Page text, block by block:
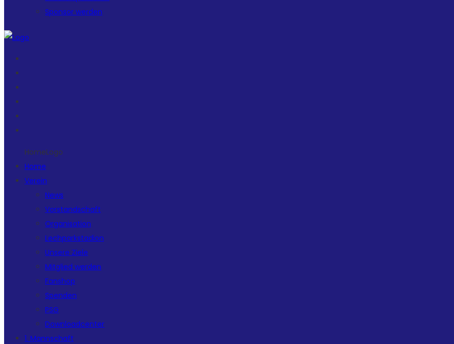
Sponsor werden
HomeLogo
Home
Verein
News
Vorstandschaft
Organisation
Lechparkstadion
Unsere Ziele
Mitglied werden
Fanshop
Spenden
PSG
Downloadcenter
1. Mannschaft